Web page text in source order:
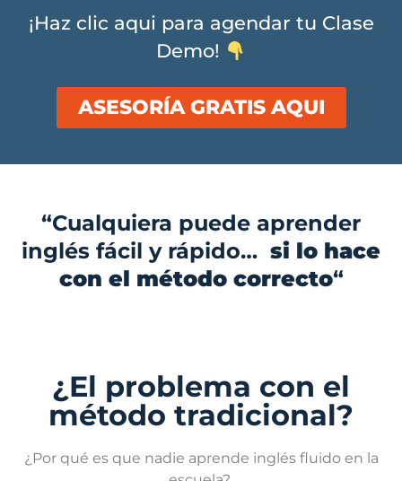
¡Haz clic aqui para agendar tu Clase
Demo!
ASESORÍA GRATIS AQUI
“Cualquiera puede aprender
inglés fácil y rápido… si lo hace
con el método correcto“
¿El problema con el
método tradicional?
¿Por qué es que nadie aprende inglés fluido en la